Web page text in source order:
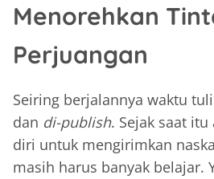
Menorehkan
Perjuangan
Seiring berjalannya waktu
dan di-publish. Sejak saat
diri untuk mengirimkan
masih harus banyak belajar.